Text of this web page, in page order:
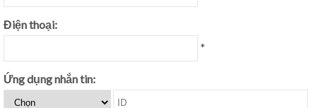
Điện thoại:
*
Ứng dụng nhắn tin: